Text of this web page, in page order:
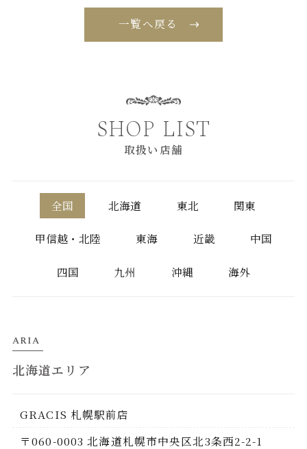
一覧へ戻る
SHOP LIST
取扱い店舗
全国 北海道 東北 関東
甲信越・北陸 東海 近畿 中国
四国 九州 沖縄 海外
ARIA
北海道エリア
GRACIS 札幌駅前店
〒060-0003 北海道札幌市中央区北3条西2-2-1